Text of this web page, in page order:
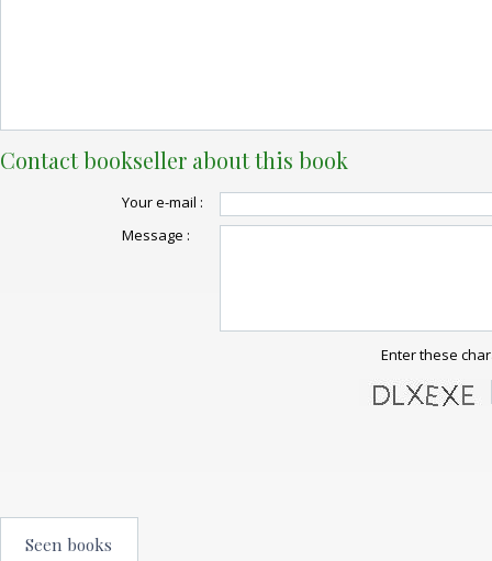
Contact bookseller about this book
Your e-mail :
Message :
Enter these
Seen books